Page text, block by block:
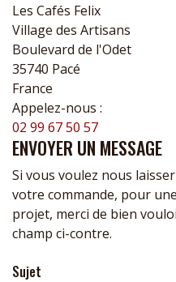
Les Cafés Felix
Village des Artisans
Boulevard de l'Odet
35740 Pacé
France
Appelez-nous :
02 99 67 50 57
ENVOYER UN MESSAGE
Si vous voulez nous
votre commande, pour
projet, merci de bien
champ ci-contre.
Sujet